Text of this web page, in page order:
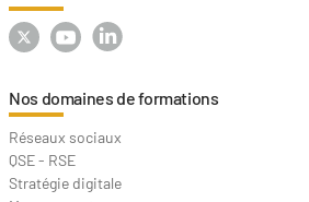
Nos domaines de formations
Réseaux sociaux
QSE - RSE
Stratégie digitale